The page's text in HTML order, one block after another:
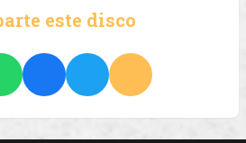
este disco